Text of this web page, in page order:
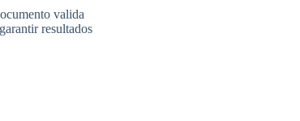
valida
resultados